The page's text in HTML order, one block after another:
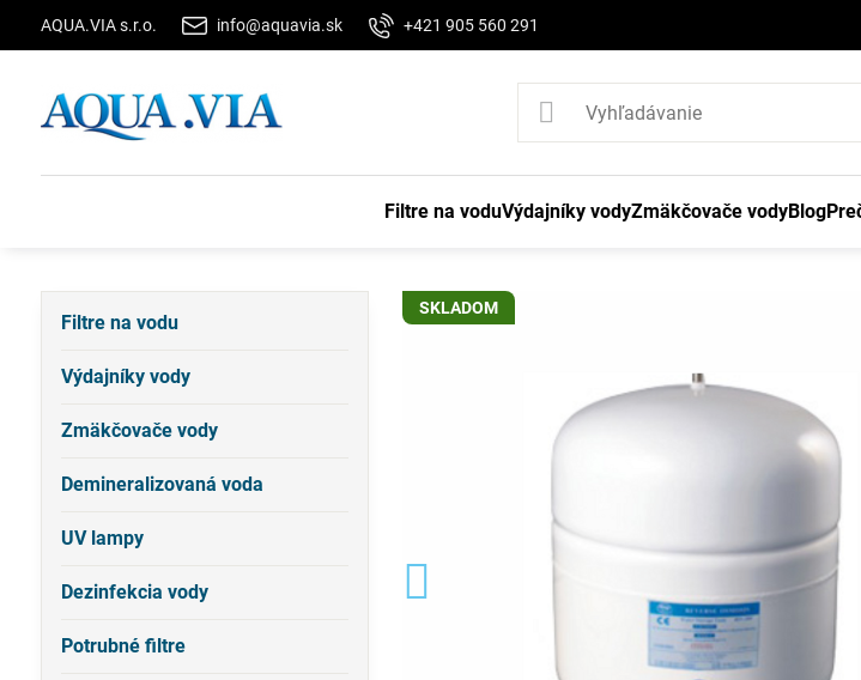
AQUA.VIA s.r.o. info@aquavia.sk +421 905 560 291
Filtre na voduVýdajníky vodyZmäkčovače vodyBlog
SKLADOM
Filtre na vodu
Výdajníky vody
Zmäkčovače vody
Demineralizovaná voda
UV lampy
Dezinfekcia vody
Potrubné filtre